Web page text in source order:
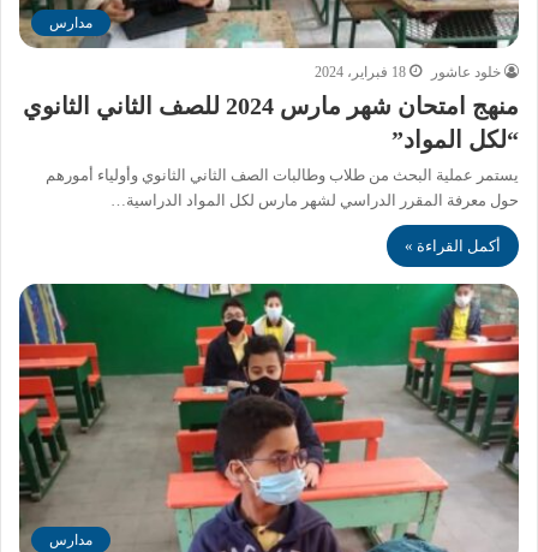
مدارس
خلود عاشور 18 فبراير، 2024
منهج امتحان شهر مارس 2024 للصف الثاني الثانوي
“لكل المواد”
يستمر عملية البحث من طلاب وطالبات الصف الثاني الثانوي وأولياء أمورهم
حول معرفة المقرر الدراسي لشهر مارس لكل المواد الدراسية…
أكمل القراءة »
مدارس